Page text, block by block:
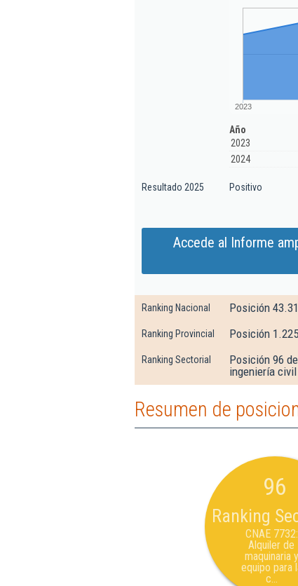
2023
Año
2023
2024
Resultado 2025 Positivo
Accede al Informe
Ranking Nacional Posición
Ranking Provincial Posición
Ranking Sectorial
Posición 96
ingeniería civil
Resumen de
96
Ranking
CNAE 7732:
Alquiler de
maquinaria y
equipo para
c...